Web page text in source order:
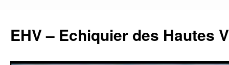
contenu
EHV – Echiquier des Hautes